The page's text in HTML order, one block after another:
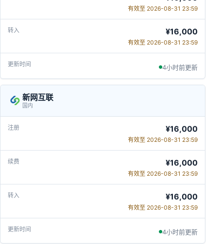
有效至 2026-08-31 23:59
¥16,000
有效至 2026-08-31 23:59
4小时前更新
新网互联
国内
¥16,000
有效至 2026-08-31 23:59
¥16,000
有效至 2026-08-31 23:59
¥16,000
有效至 2026-08-31 23:59
4小时前更新